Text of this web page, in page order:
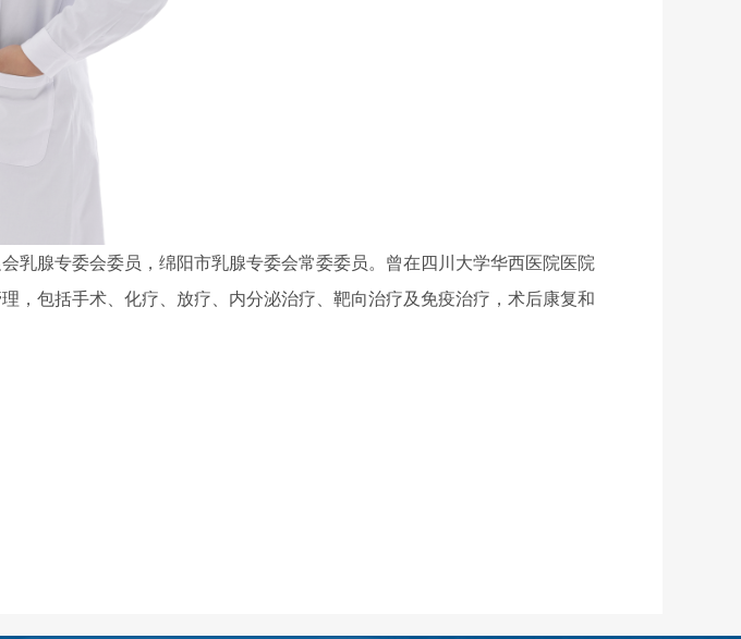
乳腺专委会委员，绵阳市乳腺专委会常委委员。曾在四川大学华西医院医院
，包括手术、化疗、放疗、内分泌治疗、靶向治疗及免疫治疗，术后康复和